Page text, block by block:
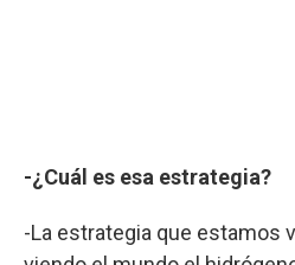
-¿Cuál es esa estrategia?
-La estrategia que estamos